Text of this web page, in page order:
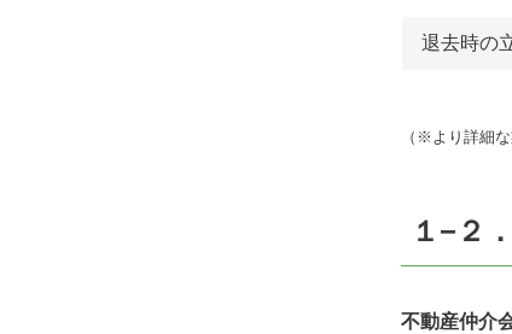
退去時
（※より詳細
１−２
不動産仲介